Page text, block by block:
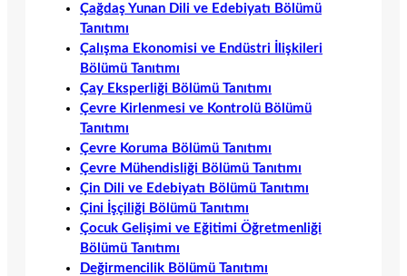
Çağdaş Yunan Dili ve Edebiyatı Bölümü
Tanıtımı
Çalışma Ekonomisi ve Endüstri İlişkileri
Bölümü Tanıtımı
Çay Eksperliği Bölümü Tanıtımı
Çevre Kirlenmesi ve Kontrolü Bölümü
Tanıtımı
Çevre Koruma Bölümü Tanıtımı
Çevre Mühendisliği Bölümü Tanıtımı
Çin Dili ve Edebiyatı Bölümü Tanıtımı
Çini İşçiliği Bölümü Tanıtımı
Çocuk Gelişimi ve Eğitimi Öğretmenliği
Bölümü Tanıtımı
Değirmencilik Bölümü Tanıtımı